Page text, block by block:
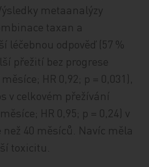
metaanalýzy
taxan a
odpověď (57 %
přežití bez progrese
HR 0,92; p = 0,031),
v celkovém přežívání
HR 0,95; p = 0,24) v
40 měsíců. Navíc měla
toxicitu.